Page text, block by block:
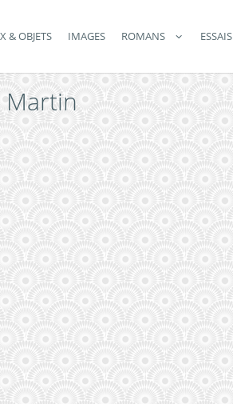
& OBJETS IMAGES ROMANS ESSAIS
Martin